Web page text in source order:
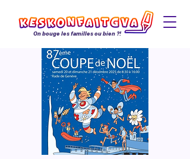
On bouge les familles ou bien ?!